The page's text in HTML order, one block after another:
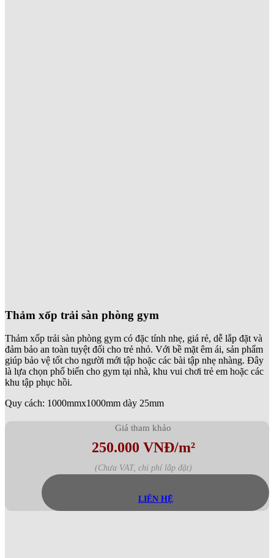
Thảm xốp trải sàn phòng gym
Thảm xốp trải sàn phòng gym có đặc tính nhẹ, giá rẻ, dễ lắp đặt và
đảm bảo an toàn tuyệt đối cho trẻ nhỏ. Với bề mặt êm ái, sản phẩm
giúp bảo vệ tốt cho người mới tập hoặc các bài tập nhẹ nhàng. Đây
là lựa chọn phổ biến cho gym tại nhà, khu vui chơi trẻ em hoặc các
khu tập phục hồi.
Quy cách: 1000mmx1000mm dày 25mm
Giá tham khảo
250.000 VNĐ/m²
(Chưa VAT, chi phí lắp đặt)
LIÊN HỆ